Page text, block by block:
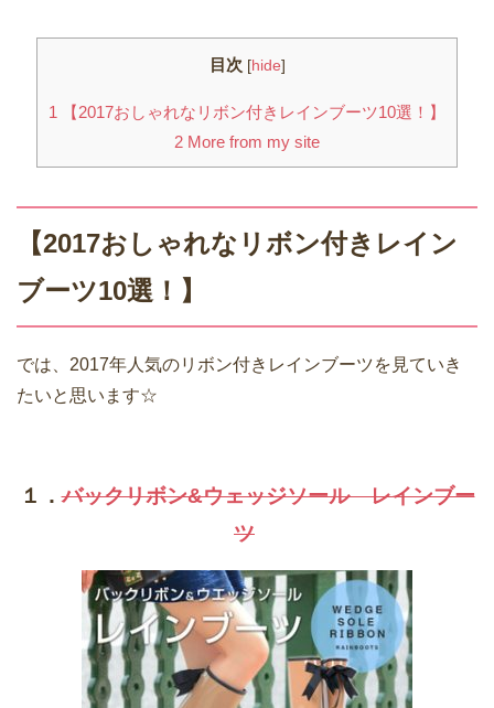
目次 [hide]
1
【2017おしゃれなリボン付きレインブーツ10選！】
2 More from my site
【2017おしゃれなリボン付きレイン
ブーツ10選！】
では、2017年人気のリボン付きレインブーツを見ていき
たいと思います☆
１．バックリボン&ウェッジソール レインブー
ツ